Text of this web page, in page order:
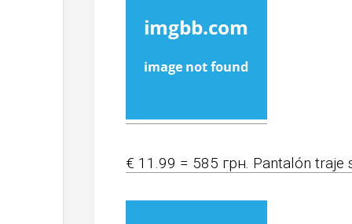
€ 11.99 = 585 грн. Pantalón traje